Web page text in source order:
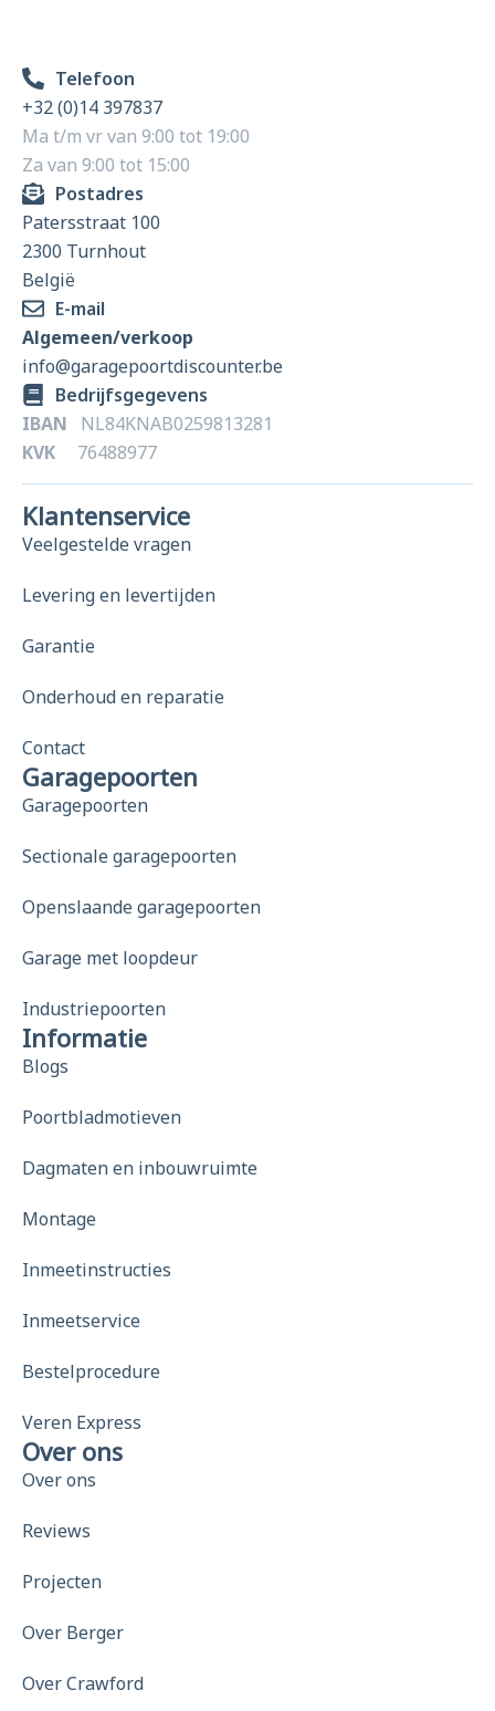
Telefoon
+32 (0)14 397837
Ma t/m vr van 9:00 tot 19:00
Za van 9:00 tot 15:00
Postadres
Patersstraat 100
2300 Turnhout
België
E-mail
Algemeen/verkoop
info@garagepoortdiscounter.be
Bedrijfsgegevens
IBAN NL84KNAB0259813281
KVK 76488977
Klantenservice
Veelgestelde vragen
Levering en levertijden
Garantie
Onderhoud en reparatie
Contact
Garagepoorten
Garagepoorten
Sectionale garagepoorten
Openslaande garagepoorten
Garage met loopdeur
Industriepoorten
Informatie
Blogs
Poortbladmotieven
Dagmaten en inbouwruimte
Montage
Inmeetinstructies
Inmeetservice
Bestelprocedure
Veren Express
Over ons
Over ons
Reviews
Projecten
Over Berger
Over Crawford